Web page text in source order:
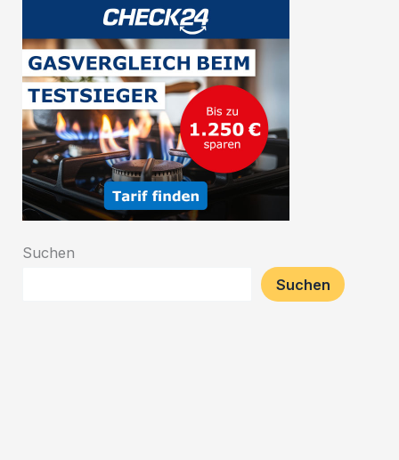
von
Belgien
Suchen
Suchen